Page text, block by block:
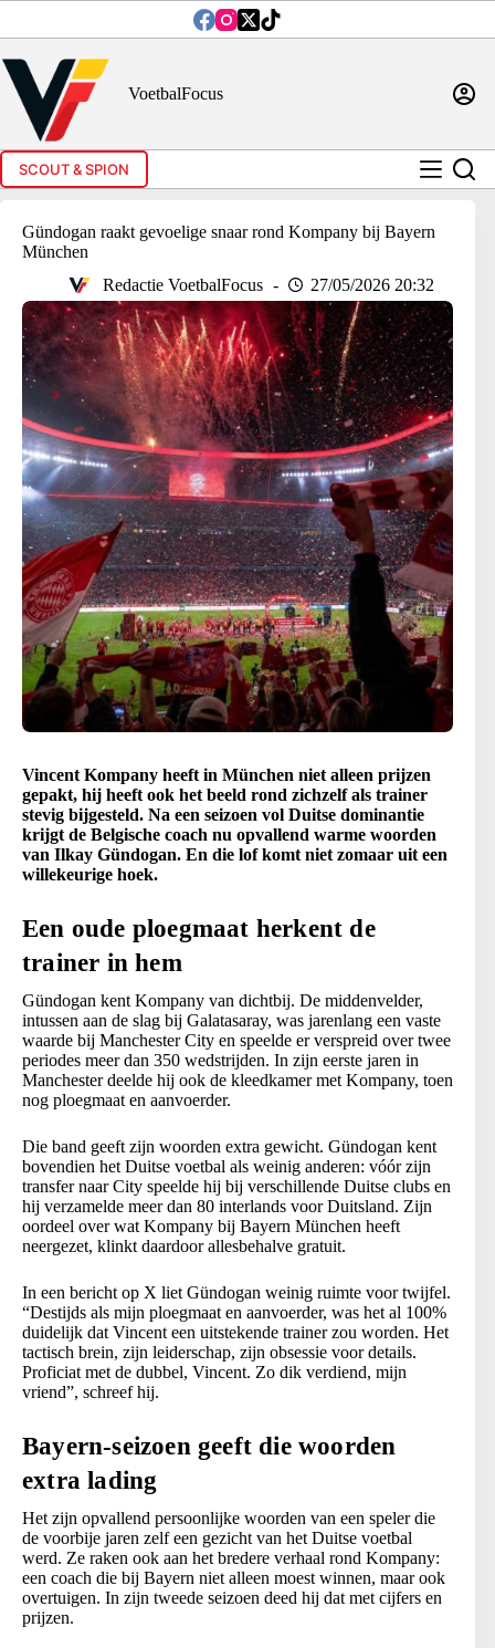
inhoud
VoetbalFocus
SCOUT & SPION
Gündogan raakt gevoelige snaar rond Kompany bij Bayern
München
Redactie VoetbalFocus
27/05/2026 20:32
Vincent Kompany heeft in München niet alleen prijzen
gepakt, hij heeft ook het beeld rond zichzelf als trainer
stevig bijgesteld. Na een seizoen vol Duitse dominantie
krijgt de Belgische coach nu opvallend warme woorden
van Ilkay Gündogan. En die lof komt niet zomaar uit een
willekeurige hoek.
Een oude ploegmaat herkent de
trainer in hem
Gündogan kent Kompany van dichtbij. De middenvelder,
intussen aan de slag bij Galatasaray, was jarenlang een vaste
waarde bij Manchester City en speelde er verspreid over twee
periodes meer dan 350 wedstrijden. In zijn eerste jaren in
Manchester deelde hij ook de kleedkamer met Kompany, toen
nog ploegmaat en aanvoerder.
Die band geeft zijn woorden extra gewicht. Gündogan kent
bovendien het Duitse voetbal als weinig anderen: vóór zijn
transfer naar City speelde hij bij verschillende Duitse clubs en
hij verzamelde meer dan 80 interlands voor Duitsland. Zijn
oordeel over wat Kompany bij Bayern München heeft
neergezet, klinkt daardoor allesbehalve gratuit.
In een bericht op X liet Gündogan weinig ruimte voor twijfel.
“Destijds als mijn ploegmaat en aanvoerder, was het al 100%
duidelijk dat Vincent een uitstekende trainer zou worden. Het
tactisch brein, zijn leiderschap, zijn obsessie voor details.
Proficiat met de dubbel, Vincent. Zo dik verdiend, mijn
vriend”, schreef hij.
Bayern-seizoen geeft die woorden
extra lading
Het zijn opvallend persoonlijke woorden van een speler die
de voorbije jaren zelf een gezicht van het Duitse voetbal
werd. Ze raken ook aan het bredere verhaal rond Kompany:
een coach die bij Bayern niet alleen moest winnen, maar ook
overtuigen. In zijn tweede seizoen deed hij dat met cijfers en
prijzen.